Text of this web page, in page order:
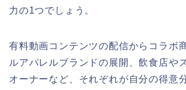
力の1つでしょう。
有料動画コンテンツの配信からコラボ
ルアパレルブランドの展開、飲食店や
オーナーなど、それぞれが自分の得意